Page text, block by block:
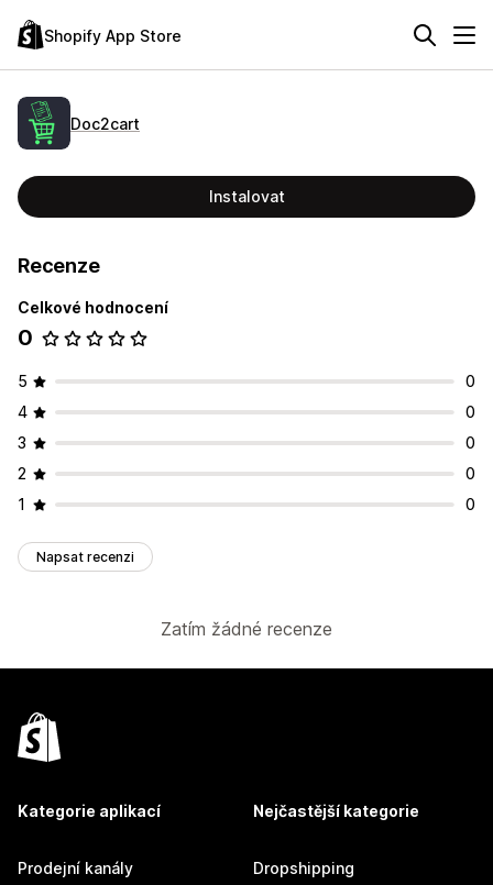
Shopify App Store
Doc2cart
Instalovat
Recenze
Celkové hodnocení
0
5
0
4
0
3
0
2
0
1
0
Napsat recenzi
Zatím žádné recenze
Kategorie aplikací
Prodejní kanály
Nejčastější kategorie
Dropshipping